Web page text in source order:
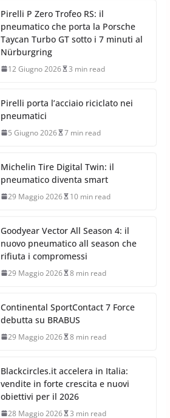
Pirelli P Zero Trofeo RS: il
pneumatico che porta la Porsche
Taycan Turbo GT sotto i 7 minuti al
Nürburgring
12 Giugno 2026 3 min read
Pirelli porta l’acciaio riciclato nei
pneumatici
5 Giugno 2026 7 min read
Michelin Tire Digital Twin: il
pneumatico diventa smart
29 Maggio 2026 10 min read
Goodyear Vector All Season 4: il
nuovo pneumatico all season che
rifiuta i compromessi
29 Maggio 2026 8 min read
Continental SportContact 7 Force
debutta su BRABUS
29 Maggio 2026 8 min read
Blackcircles.it accelera in Italia:
vendite in forte crescita e nuovi
obiettivi per il 2026
28 Maggio 2026 3 min read